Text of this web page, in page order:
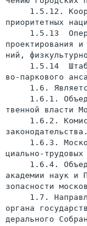
1.5.12.
приоритетных
1.5.13
проектирования
ний,
1.5.14
во-паркового
1.6.
1.6.1.
твенной власти
1.6.2.
законодательства.
1.6.3.
циально-трудовых
1.6.4.
академии наук и
зопасности
1.7.
органа
дерального